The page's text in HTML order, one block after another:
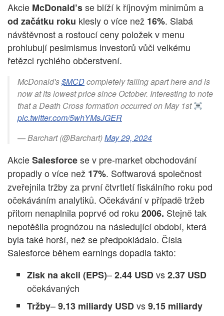
Akcie McDonald’sse blíží k říjnovým minimům a
od začátku roku klesly o více než 16%. Slabá
návštěvnost a rostoucí ceny položek v menu
prohlubují pesimismus investorů vůči velkému
řetězci rychlého občerstvení.
McDonald's$MCDcompletely falling apart here and is
now at its lowest price since October. Interesting to note
that a Death Cross formation occurred on May 1st
pic.twitter.com/5whYMsJGER
— Barchart (@Barchart)May 29, 2024
AkcieSalesforcese v pre-market obchodování
propadly o více než 17%. Softwarová společnost
zveřejnila tržby za první čtvrtletí fiskálního roku pod
očekáváním analytiků. Očekávání v případě tržeb
přitom nenaplnila poprvé od roku 2006. Stejně tak
nepotěšila prognózou na následující období, která
byla také horší, než se předpokládalo. Čísla
Salesforce během earnings dopadla takto:
Zisk na akcii (EPS)–2.44 USDvs2.37 USD
očekávaných
Tržby–9.13 miliardy USDvs9.15 miliardy